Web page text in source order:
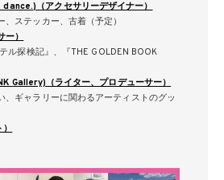
（アクセサリーデザイナー）
ステッカー、古着（予定）
）
ル探検記』、『THE GOLDEN BOOK
Gallery)（ライター、プロデューサー）
、ギャラリーに関わるアーティストのグッ